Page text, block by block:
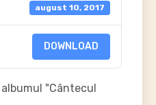
august 10, 2017
DOWNLOAD
"Cântecul